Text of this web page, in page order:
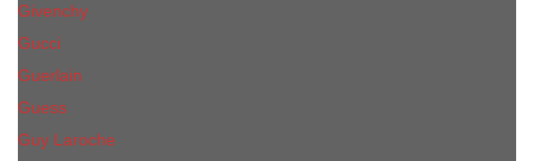
Givenchy
Gucci
Guerlain
Guess
Guy Laroche